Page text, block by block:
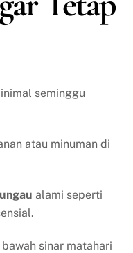
seminggu
atau minuman di
alami seperti
sinar matahari